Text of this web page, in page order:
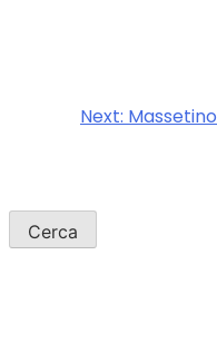
Next: Massetino
Cerca